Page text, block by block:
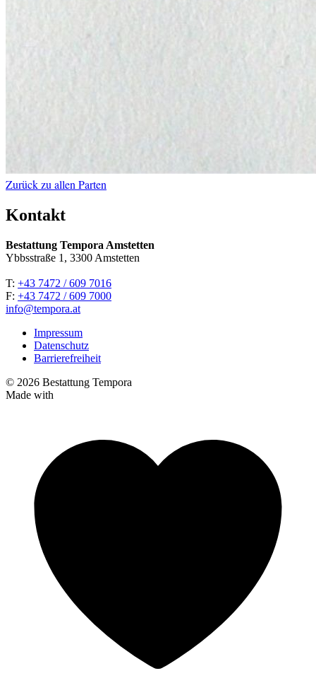
Zurück zu allen Parten
Kontakt
Bestattung Tempora Amstetten
Ybbsstraße 1, 3300 Amstetten
T: +43 7472 / 609 7016
F: +43 7472 / 609 7000
info@tempora.at
Impressum
Datenschutz
Barrierefreiheit
© 2026 Bestattung Tempora
Made with